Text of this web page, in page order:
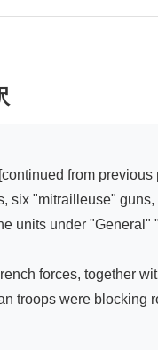
six "mitrailleuse"
units under "General"
forces, together
troops were blocking